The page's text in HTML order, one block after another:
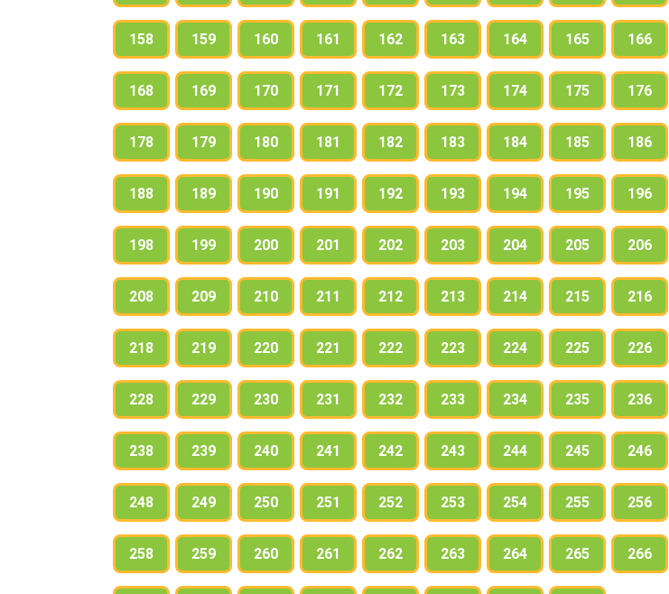
158 159 160 161 162 163 164 165 166
168 169 170 171 172 173 174 175 176
178 179 180 181 182 183 184 185 186
188 189 190 191 192 193 194 195 196
198 199 200 201 202 203 204 205 206
208 209 210 211 212 213 214 215 216
218 219 220 221 222 223 224 225 226
228 229 230 231 232 233 234 235 236
238 239 240 241 242 243 244 245 246
248 249 250 251 252 253 254 255 256
258 259 260 261 262 263 264 265 266